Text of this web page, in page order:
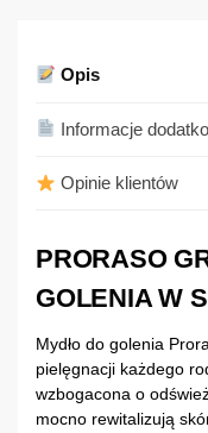
Opis
Informacje
Opinie klientów
PRORASO
GOLENIA W
Mydło do golenia
pielęgnacji każdego
wzbogacona o
mocno rewitalizują